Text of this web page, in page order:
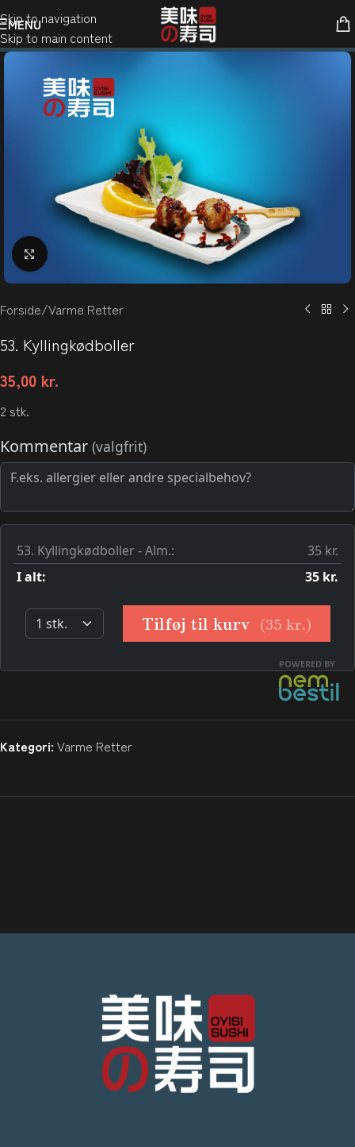
Skip to navigation
Skip to main content
MENU
Klik for at forstørre
Forside/Varme Retter
53. Kyllingkødboller
35,00 kr.
2 stk.
Kategori: Varme Retter